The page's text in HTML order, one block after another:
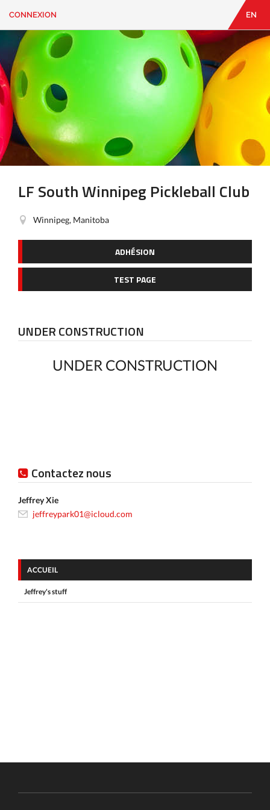
CONNEXION
CONTACT
Vous
cherchez
quelque
chose?
CONNEXION EN
LF South Winnipeg Pickleball Club
Winnipeg, Manitoba
ADHÉSION
TEST PAGE
UNDER CONSTRUCTION
UNDER CONSTRUCTION
Contactez nous
Jeffrey Xie
jeffreypark01@icloud.com
ACCUEIL
Jeffrey's stuff